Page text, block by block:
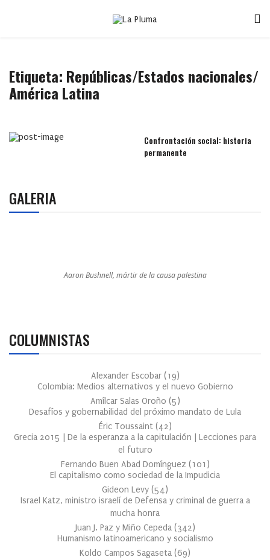
Etiqueta: Repúblicas/Estados nacionales/
América Latina
Confrontación social: historia
permanente
GALERIA
Aaron Bushnell, mártir de la causa palestina
COLUMNISTAS
Alexander Escobar (19)
Colombia: Medios alternativos y el nuevo Gobierno
Amílcar Salas Oroño (5)
Desafíos y gobernabilidad del próximo mandato de Lula
Éric Toussaint (42)
Grecia 2015 | De la esperanza a la capitulación | Lecciones para
el futuro
Fernando Buen Abad Domínguez (101 )
El capitalismo como sociedad de la Impudicia
Gideon Levy (54)
Israel Katz, ministro israelí de Defensa y criminal de guerra a
mucha honra
Juan J. Paz y Miño Cepeda (342)
Humanismo latinoamericano y socialismo
Koldo Campos Sagaseta (69)